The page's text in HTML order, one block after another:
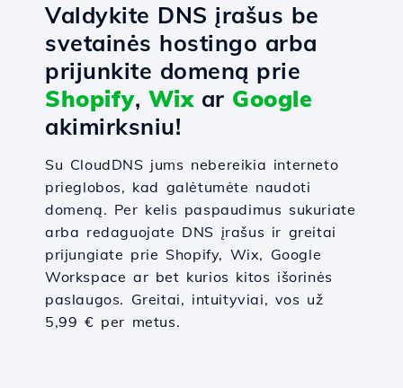
Valdykite DNS įrašus be
svetainės hostingo arba
prijunkite domeną prie
Shopify, Wixar Google
akimirksniu!
Su CloudDNS jums nebereikia interneto
prieglobos, kad galėtumėte naudoti
domeną. Per kelis paspaudimus sukuriate
arba redaguojate DNS įrašus ir greitai
prijungiate prie Shopify, Wix, Google
Workspace ar bet kurios kitos išorinės
paslaugos. Greitai, intuityviai, vos už
5,99 € per metus.